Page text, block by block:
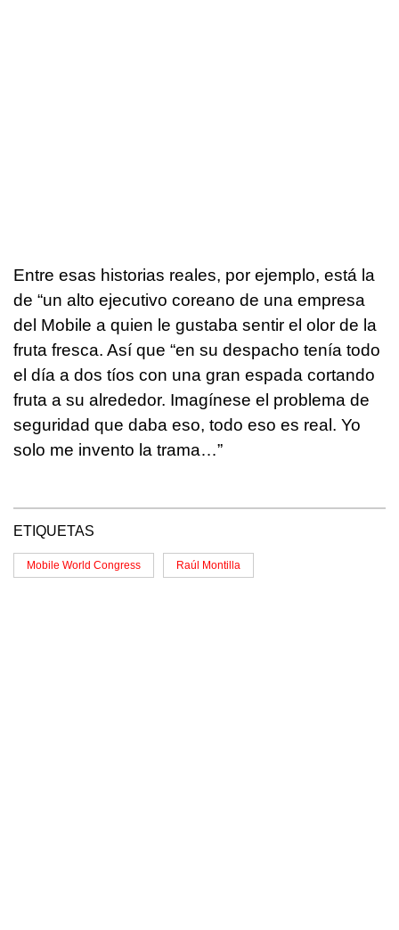
Entre esas historias reales, por ejemplo, está la
de “un alto ejecutivo coreano de una empresa
del Mobile a quien le gustaba sentir el olor de la
fruta fresca. Así que “en su despacho tenía todo
el día a dos tíos con una gran espada cortando
fruta a su alrededor. Imagínese el problema de
seguridad que daba eso, todo eso es real. Yo
solo me invento la trama…”
ETIQUETAS
Mobile World Congress Raúl Montilla